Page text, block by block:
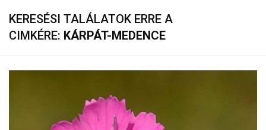
KERESÉSI TALÁLATOK ERRE A
CIMKÉRE: KÁRPÁT-MEDENCE